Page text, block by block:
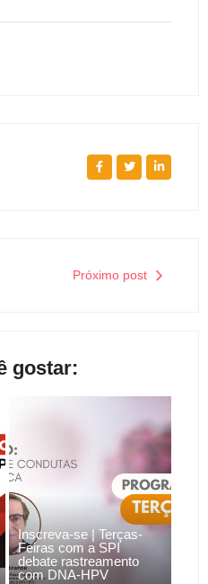
Próximo post
gostar:
Inscreva-se | Terças-
Feiras com a SPI
debate rastreamento
com DNA-HPV